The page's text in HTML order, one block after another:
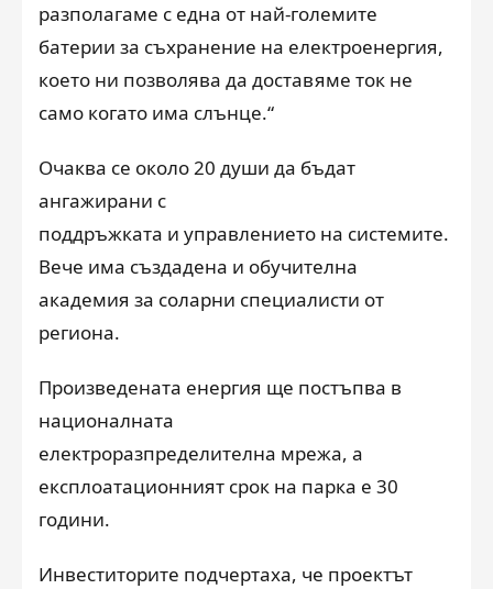
разполагаме с една от най-големите
батерии за съхранение на електроенергия,
което ни позволява да доставяме ток не
само когато има слънце.“
Очаква се около 20 души да бъдат
ангажирани с
поддръжката и управлението на системите.
Вече има създадена и обучителна
академия за соларни специалисти от
региона.
Произведената енергия ще постъпва в
националната
електроразпределителна мрежа, а
експлоатационният срок на парка е 30
години.
Инвеститорите подчертаха, че проектът